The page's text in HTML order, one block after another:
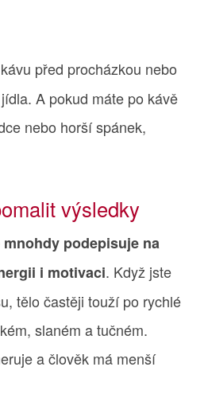
před procházkou nebo
A pokud máte po kávě
nebo horší spánek,
výsledky
podepisuje na
i motivaci. Když jste
tělo častěji touží po rychlé
slaném a tučném.
a člověk má menší